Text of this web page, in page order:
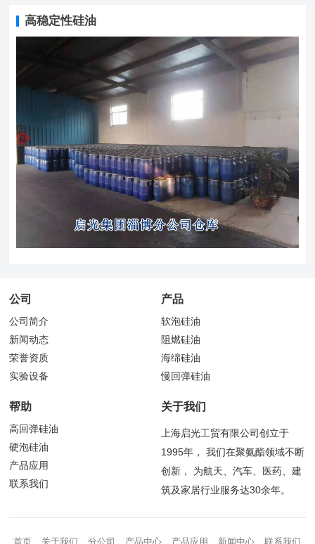
高稳定性硅油
公司
公司简介
新闻动态
荣誉资质
实验设备
产品
软泡硅油
阻燃硅油
海绵硅油
慢回弹硅油
帮助
高回弹硅油
硬泡硅油
产品应用
联系我们
关于我们
上海启光工贸有限公司创立于
1995年， 我们在聚氨酯领域不断
创新， 为航天、汽车、医药、建
筑及家居行业服务达30余年。
首页 关于我们 分公司 产品中心 产品应用 新闻中心 联系我们